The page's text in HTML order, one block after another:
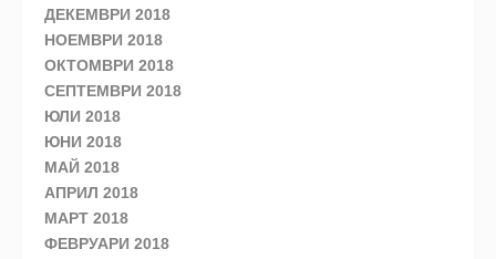
ДЕКЕМВРИ 2018
НОЕМВРИ 2018
ОКТОМВРИ 2018
СЕПТЕМВРИ 2018
ЮЛИ 2018
ЮНИ 2018
МАЙ 2018
АПРИЛ 2018
МАРТ 2018
ФЕВРУАРИ 2018